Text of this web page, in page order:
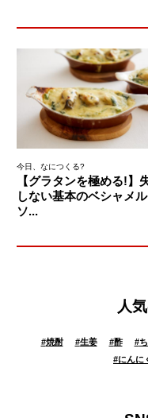
今日、なにつくる?
【グラタンを極める!】
しない基本のベシャメル
ソ...
人
#焼酎 #生姜 #酢 #
#にんに